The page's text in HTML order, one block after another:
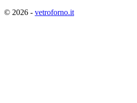
© 2026 - vetroforno.it